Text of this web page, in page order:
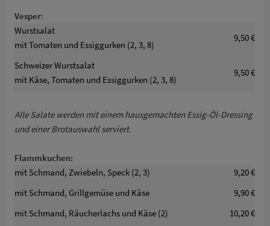
Vesper:
Wurstsalat
mit Tomaten und Essiggurken (2, 3, 8)
9,50 €
Schweizer Wurstsalat
mit Käse, Tomaten und Essiggurken (2, 3, 8)
9,50 €
Alle Salate werden mit einem hausgemachten Essig-Öl-Dressing
und einer Brotauswahl serviert.
Flammkuchen:
mit Schmand, Zwiebeln, Speck (2, 3)
9,20 €
mit Schmand, Grillgemüse und Käse
9,90 €
mit Schmand, Räucherlachs und Käse (2)
10,20 €